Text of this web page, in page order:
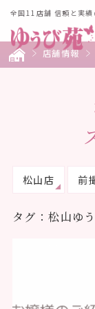
全国11店舗 信頼と実績
店舗情報
松山店 前
タグ：松山ゆ